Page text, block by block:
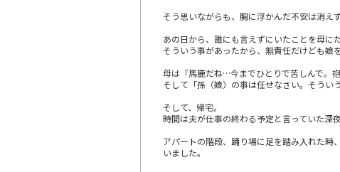
そう思いながらも、胸に浮かんだ不安は消
あの日から、誰にも言えずにいたことを母に
そういう事があったから、無責任だけども娘
母は「馬鹿だね…今までひとりで苦しんで。
そして「孫（娘）の事は任せなさい。そうい
そして、帰宅。
時間は夫が仕事の終わる予定と言っていた深
アパートの階段、踊り場に足を踏み入れた
いました。